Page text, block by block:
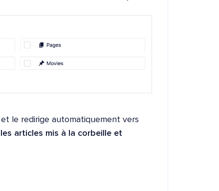
le redirige automatiquement vers
articles mis à la corbeille et